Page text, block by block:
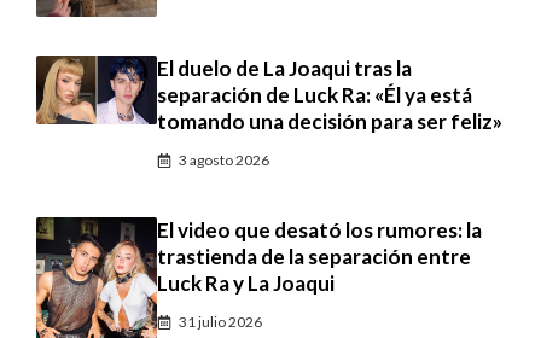
El duelo de La Joaqui tras la
separación de Luck Ra: «Él ya está
tomando una decisión para ser feliz»
3 agosto 2026
El video que desató los rumores: la
trastienda de la separación entre
Luck Ra y La Joaqui
31 julio 2026